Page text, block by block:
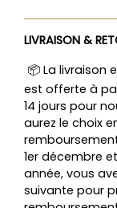
LIVRAISON &
📦 La livraison
est offerte à
14 jours pour
aurez le choix
1er décembre
année, vous
suivante pour